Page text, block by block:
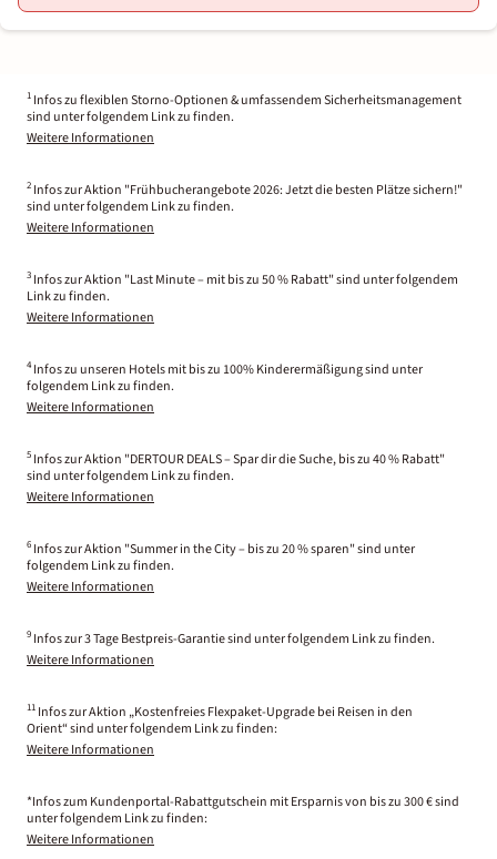
1 Infos zu flexiblen Storno-Optionen & umfassendem Sicherheitsmanagement
sind unter folgendem Link zu finden.
Weitere Informationen
2 Infos zur Aktion "Frühbucherangebote 2026: Jetzt die besten Plätze sichern!"
sind unter folgendem Link zu finden.
Weitere Informationen
3 Infos zur Aktion "Last Minute – mit bis zu 50 % Rabatt" sind unter folgendem
Link zu finden.
Weitere Informationen
4 Infos zu unseren Hotels mit bis zu 100% Kinderermäßigung sind unter
folgendem Link zu finden.
Weitere Informationen
5 Infos zur Aktion "DERTOUR DEALS – Spar dir die Suche, bis zu 40 % Rabatt"
sind unter folgendem Link zu finden.
Weitere Informationen
6 Infos zur Aktion "Summer in the City – bis zu 20 % sparen" sind unter
folgendem Link zu finden.
Weitere Informationen
9 Infos zur 3 Tage Bestpreis-Garantie sind unter folgendem Link zu finden.
Weitere Informationen
11 Infos zur Aktion „Kostenfreies Flexpaket-Upgrade bei Reisen in den
Orient“ sind unter folgendem Link zu finden:
Weitere Informationen
*Infos zum Kundenportal-Rabattgutschein mit Ersparnis von bis zu 300 € sind
unter folgendem Link zu finden:
Weitere Informationen